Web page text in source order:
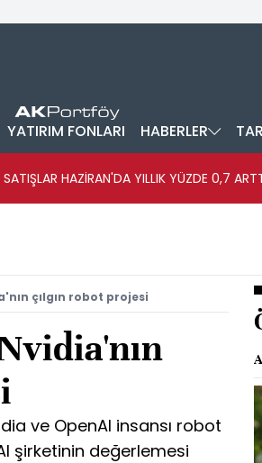
YATIRIM FONLARI HABERLER
HAZİRAN'DA YILLIK YÜZDE 0,7
çılgın robot projesi
ve OpenAI insansı robot
şirketinin değerlemesi